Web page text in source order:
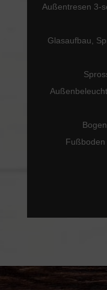
Außentresen 3-
Glasaufbau,
Fußboden